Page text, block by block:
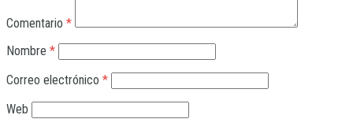
Comentario *
Nombre *
Correo electrónico *
Web